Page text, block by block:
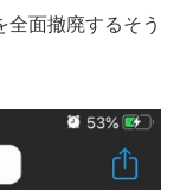
面撤廃するそう